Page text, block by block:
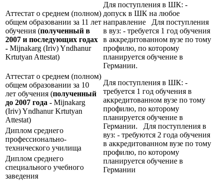
Аттестат о среднем (полном)
общем образовании за 11 лет
обучения (полученный в
2007 и последующих годах
- Mijnakarg (Iriv) Yndhanur
Krtutyan Attestat)
Для поступления в ШК: -
допуск в ШК на любое
направление Для поступления
в вуз: - требуется 1 год обучения
в аккредитованном вузе по тому
профилю, по которому
планируется обучение в
Германии.
Аттестат о среднем (полном)
общем образовании за 10
лет обучения (полученный
до 2007 года - Mijnakarg
(Iriv) Yndhanur Krtutyan
Attestat)
Для поступления в ШК: -
требуется 1 год обучения в
аккредитованном вузе по тому
профилю, по которому
планируется обучение в
Германии. Для поступления в
вуз: - требуются 2 года обучения
в аккредитованном вузе по тому
профилю, по которому
планируется обучение в
Германии
Диплом среднего
профессионально-
технического училища
Диплом среднего
специального учебного
заведения